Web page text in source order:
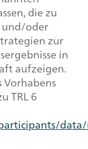
die zu
und/oder
zur
in
aufzeigen.
Vorhabens
TRL 6